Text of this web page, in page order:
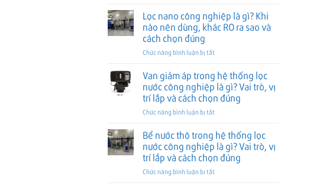
Vai
trò,
vị
lắp
cách
chọn
đúng
công
nghiệp
là
Vai
vị
trí
lắp
và
cách
đúng
áp
lực
trong
thống
nước
công
nghiệp
là
gì?
trò,
vị
trí
lắp
và
Lọc nano công nghiệp là gì? Khi
nào nên dùng, khác RO ra sao và
cách chọn đúng
Chức năng bình luận bị tắtở
nano
công
nghiệp
là
gì?
nào
nên
dùng,
khác
RO
Van giảm áp trong hệ thống lọc
nước công nghiệp là gì? Vai trò, vị
trí lắp và cách chọn đúng
Chức năng bình luận bị tắtở
giảm
áp
trong
hệ
thống
Bể nước thô trong hệ thống lọc
nước công nghiệp là gì? Vai trò, vị
trí lắp và cách chọn đúng
Chức năng bình luận bị tắtở